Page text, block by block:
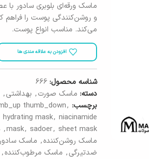
ماسک ورقه‌ای بلوبری سادور با
و روشن‌کنندگی پوست را فراهم
می‌کند. مناسب انواع پوست.
افزودن به علاقه مندی ها
شناسه محصول:666
دسته: ماسک صورت, بهداشتی,
برچسب: thumb_down,
hydrating mask, niacinamide
mask, sadoer, sheet mask
,
ماسک روشن‌کننده, ماسک
ضدتیرگی, ماسک مرطوب‌کننده,